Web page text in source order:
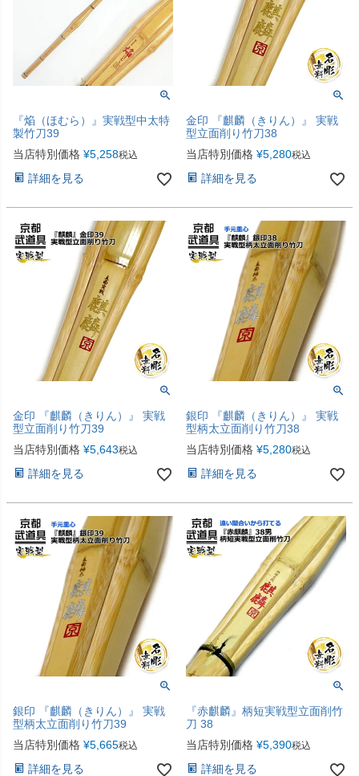
『焔（ほむら）』実戦型中太特
製竹刀39
当店特別価格 ¥5,258税込
詳細を見る
金印 『麒麟（きりん）』 実戦
型立面削り竹刀38
当店特別価格 ¥5,280税込
詳細を見る
金印 『麒麟（きりん）』 実戦
型立面削り竹刀39
当店特別価格 ¥5,643税込
詳細を見る
銀印 『麒麟（きりん）』 実戦
型柄太立面削り竹刀38
当店特別価格 ¥5,280税込
詳細を見る
銀印 『麒麟（きりん）』 実戦
型柄太立面削り竹刀39
当店特別価格 ¥5,665税込
詳細を見る
『赤麒麟』柄短実戦型立面削竹
刀 38
当店特別価格 ¥5,390税込
詳細を見る